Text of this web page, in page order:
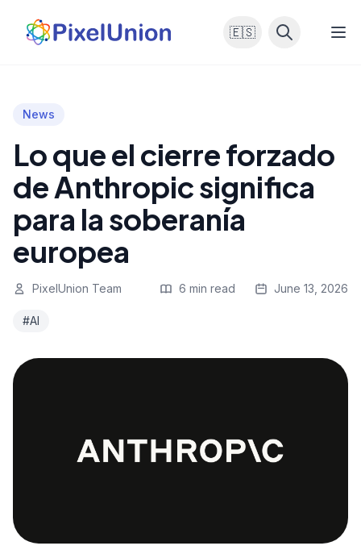
🇪🇸
News
Lo que el cierre forzado
de Anthropic significa
para la soberanía
europea
PixelUnion Team 6 min read June 13, 2026
#AI